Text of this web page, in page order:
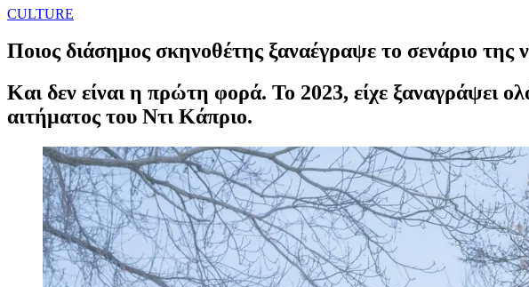
CULTURE
Ποιος διάσημος σκηνοθέτης ξαναέγραψε το σενάριο της
Και δεν είναι η πρώτη φορά. Το 2023, είχε ξαναγράψει
αιτήματος του Ντι Κάπριο.